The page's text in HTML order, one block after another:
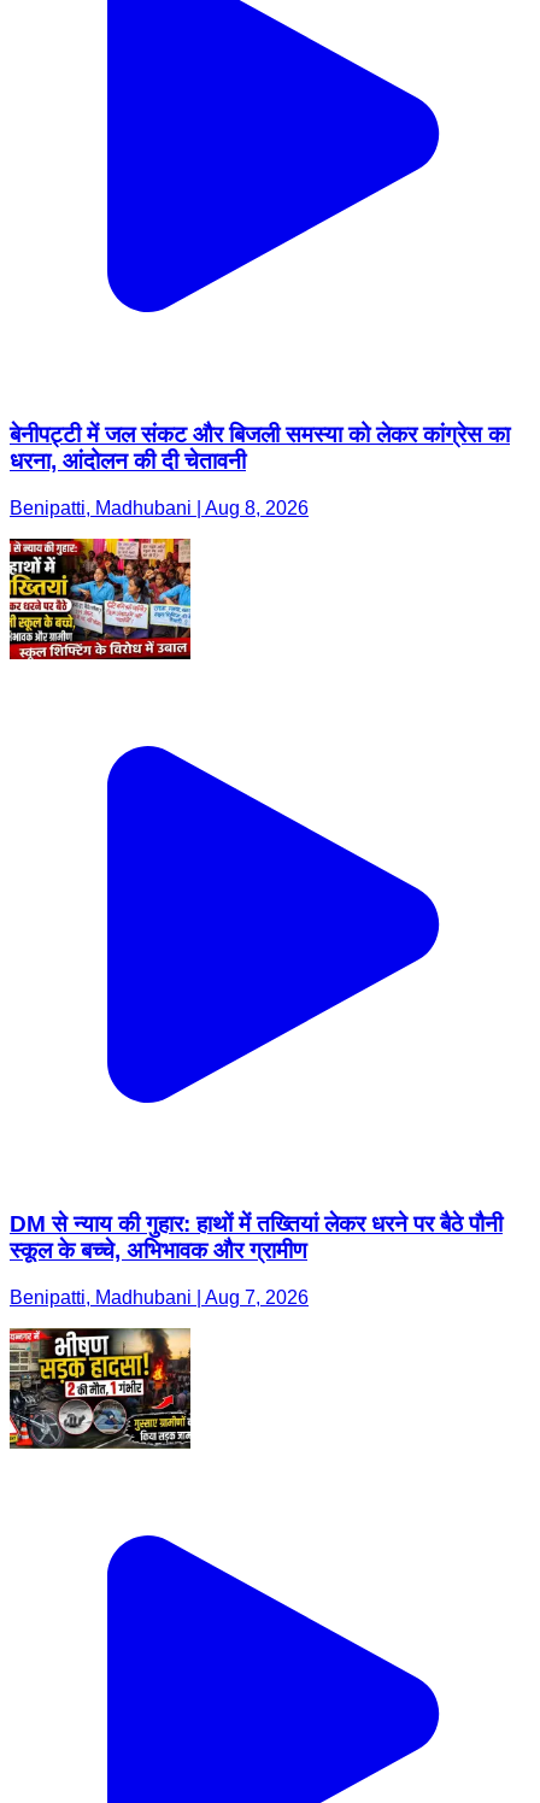
बेनीपट्टी में जल संकट और बिजली समस्या को लेकर कांग्रेस का
धरना, आंदोलन की दी चेतावनी
Benipatti, Madhubani | Aug 8, 2026
DM से न्याय की गुहार: हाथों में तख्तियां लेकर धरने पर बैठे पौनी
स्कूल के बच्चे, अभिभावक और ग्रामीण
Benipatti, Madhubani | Aug 7, 2026